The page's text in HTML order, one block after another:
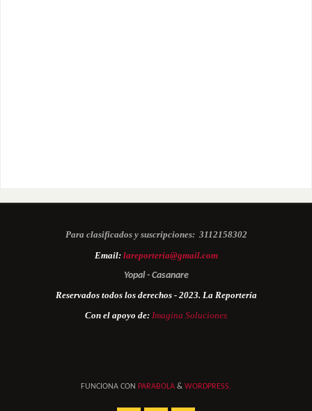
Para clasificados y suscripciones: 3112158302
Email: lareporteria@gmail.com
Yopal - Casanare
Reservados todos los derechos - 2023. La Reportería
Con el apoyo de: Imagina Soluciones
FUNCIONA CON PARABOLA & WORDPRESS.